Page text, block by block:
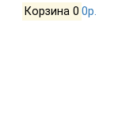
Корзина 0 0р.